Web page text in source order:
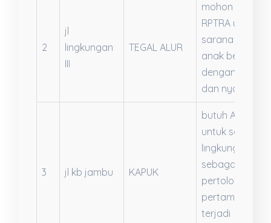
2
jl
lingkungan
III
TEGAL ALUR
mohon di buat
RPTRA untuk
sarana anak -
anak bermain
dengan aman
dan nyaman
3 jl kb jambu KAPUK
butuh APAR
untuk setiap
lingkungan RT
sebagai
pertolongan
pertama jika
terjadi